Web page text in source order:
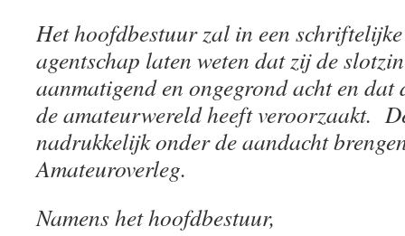
Het hoofdbestuur zal in een
agentschap laten weten dat zij de
aanmatigend en ongegrond acht en
de amateurwereld heeft veroorzaakt.
nadrukkelijk onder de aandacht
Amateuroverleg.
Namens het hoofdbestuur,